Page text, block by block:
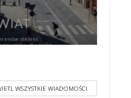
WSZYSTKIE WIADOMOŚCI